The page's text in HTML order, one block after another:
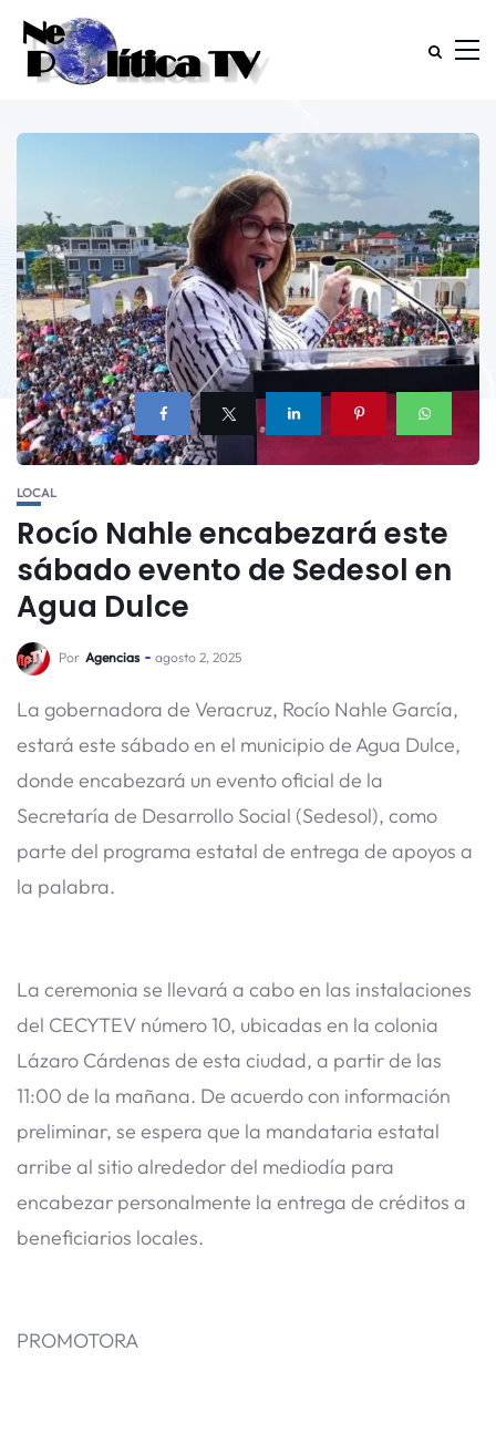
LOCAL
Rocío Nahle encabezará este
sábado evento de Sedesol en
Agua Dulce
Por Agencias agosto 2, 2025
La gobernadora de Veracruz, Rocío Nahle García,
estará este sábado en el municipio de Agua Dulce,
donde encabezará un evento oficial de la
Secretaría de Desarrollo Social (Sedesol), como
parte del programa estatal de entrega de apoyos a
la palabra.
La ceremonia se llevará a cabo en las instalaciones
del CECYTEV número 10, ubicadas en la colonia
Lázaro Cárdenas de esta ciudad, a partir de las
11:00 de la mañana. De acuerdo con información
preliminar, se espera que la mandataria estatal
arribe al sitio alrededor del mediodía para
encabezar personalmente la entrega de créditos a
beneficiarios locales.
PROMOTORA